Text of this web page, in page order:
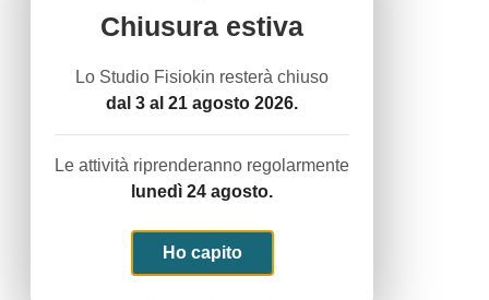
Chiusura estiva
Lo Studio Fisiokin resterà chiuso
dal 3 al 21 agosto 2026.
Le attività riprenderanno regolarmente
lunedì 24 agosto.
Ho capito
Sito web realizzato daPublivoro
Attività
Servizio Termale con acque termali
Ginnastica Dolce
Rieducazione Posturale - Mézierès
Riabilitazione Domiciliare
Noi e lo sport
Elettroterapia Antalgica
Elettroterapia Di Stimolazione
Ultrasuonoterapia